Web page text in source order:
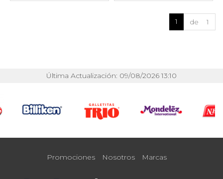
1 de 1
Última Actualización: 09/08/2026 13:10
Promociones Nosotros Marcas